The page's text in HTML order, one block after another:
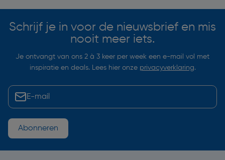
Schrijf je in voor de nieuwsbrief en mis
nooit meer iets.
Je ontvangt van ons 2 à 3 keer per week een e-mail vol met
inspiratie en deals. Lees hier onze privacyverklaring.
Abonneren